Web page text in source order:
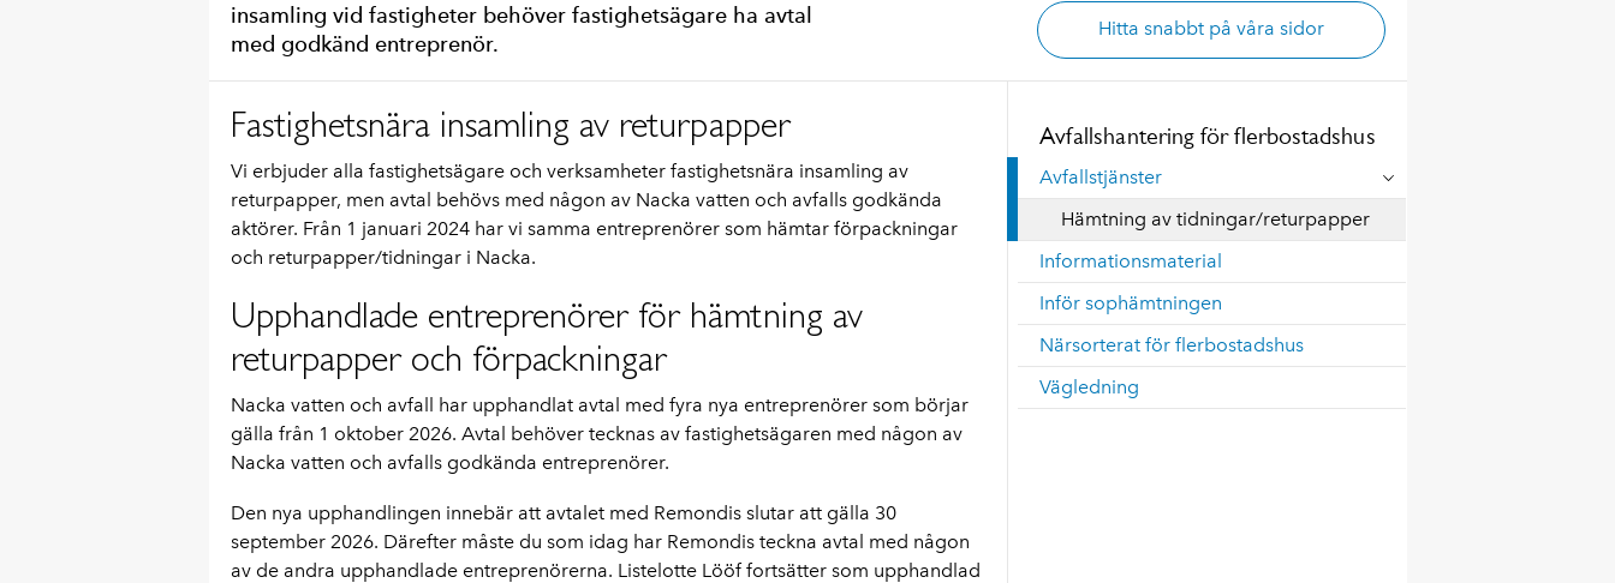
insamling vid fastigheter behöver fastighetsägare ha avtal
med godkänd entreprenör.
Hitta snabbt på våra sidor
Avfallshantering för flerbostadshus
Avfallstjänster
Hämtning av tidningar/returpapper
Informationsmaterial
Inför sophämtningen
Närsorterat för flerbostadshus
Vägledning
Fastighetsnära insamling av returpapper
Vi erbjuder alla fastighetsägare och verksamheter fastighetsnära insamling av
returpapper, men avtal behövs med någon av Nacka vatten och avfalls godkända
aktörer. Från 1 januari 2024 har vi samma entreprenörer som hämtar förpackningar
och returpapper/tidningar i Nacka.
Upphandlade entreprenörer för hämtning av
returpapper och förpackningar
Nacka vatten och avfall har upphandlat avtal med fyra nya entreprenörer som börjar
gälla från 1 oktober 2026. Avtal behöver tecknas av fastighetsägaren med någon av
Nacka vatten och avfalls godkända entreprenörer.
Den nya upphandlingen innebär att avtalet med Remondis slutar att gälla 30
september 2026. Därefter måste du som idag har Remondis teckna avtal med någon
av de andra upphandlade entreprenörerna. Listelotte Lööf fortsätter som upphandlad